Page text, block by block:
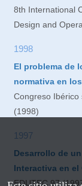
8th International
Design and
1998
El problema de
normativa en
Congreso Ibérico
(1998)
1997
Desarrollo de
Interactiva en el
EDUTEC 97